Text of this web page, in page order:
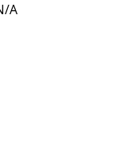
A